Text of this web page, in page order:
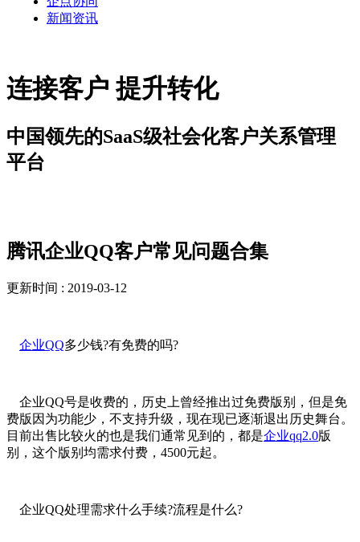
新闻资讯
连接客户 提升转化
中国领先的SaaS级社会化客户关系管理
平台
腾讯企业QQ客户常见问题合集
更新时间 : 2019-03-12
企业QQ多少钱?有免费的吗?
企业QQ号是收费的，历史上曾经推出过免费版别，但是免
费版因为功能少，不支持升级，现在现已逐渐退出历史舞台。
目前出售比较火的也是我们通常见到的，都是企业qq2.0版
别，这个版别均需求付费，4500元起。
企业QQ处理需求什么手续?流程是什么?